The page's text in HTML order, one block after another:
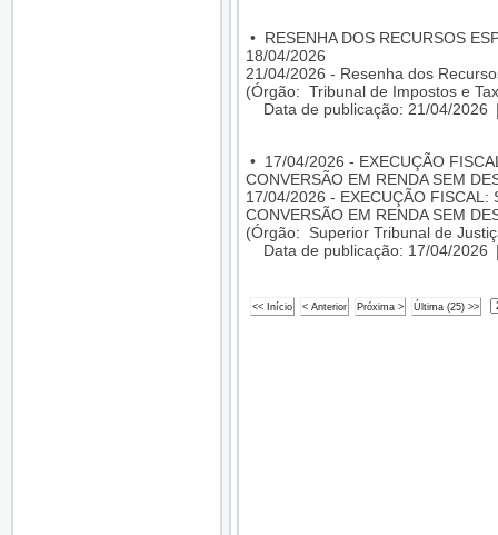
• RESENHA DOS RECURSOS
18/04/2026
21/04/2026 - Resenha dos
(Órgão: Tribunal de Impostos e
Data de publicação: 21/04/2026
• 17/04/2026 - EXECUÇÃO
CONVERSÃO EM RENDA SEM
17/04/2026 - EXECUÇÃO FISCAL:
CONVERSÃO EM RENDA SEM
(Órgão: Superior Tribunal de
Data de publicação: 17/04/2026